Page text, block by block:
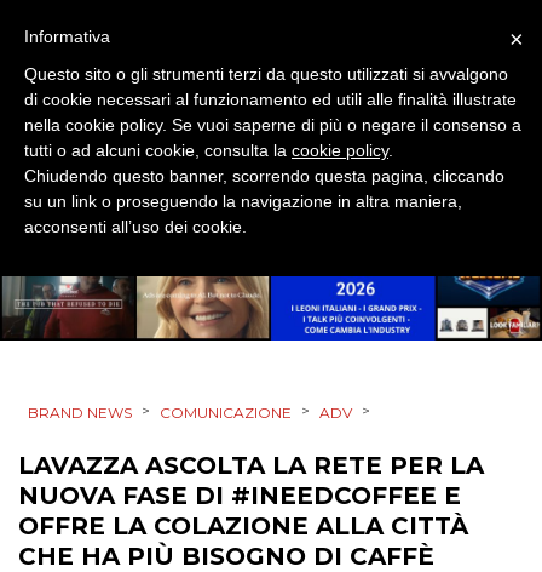
RADIO / AUDIO
TV
RICERCHE
PREVISIONI/SCENARI
NORMATIVE
BRAND NEWS > COMUNICAZIONE > ADV >
LAVAZZA ASCOLTA LA RETE PER LA
NUOVA FASE DI #INEEDCOFFEE E
OFFRE LA COLAZIONE ALLA CITTÀ
CHE HA PIÙ BISOGNO DI CAFFÈ
×
Informativa
Questo sito o gli strumenti terzi da questo utilizzati si avvalgono
di cookie necessari al funzionamento ed utili alle finalità illustrate
nella cookie policy. Se vuoi saperne di più o negare il consenso a
tutti o ad alcuni cookie, consulta la cookie policy.
Chiudendo questo banner, scorrendo questa pagina, cliccando
su un link o proseguendo la navigazione in altra maniera,
acconsenti all’uso dei cookie.